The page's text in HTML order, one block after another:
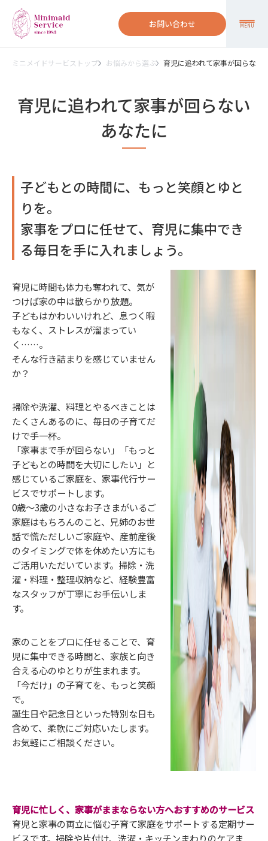
お問い合わせ MENU
ミニメイドサービストップ お悩みから選ぶ 育児に追われて家事が回らない
育児に追われて家事が回らない
あなたに
子どもとの時間に、もっと笑顔とゆと
りを。
家事をプロに任せて、育児に集中でき
る毎日を手に入れましょう。
育児に時間も体力も奪われて、気が
つけば家の中は散らかり放題。
子どもはかわいいけれど、息つく暇
もなく、ストレスが溜まってい
く……。
そんな行き詰まりを感じていません
か？
掃除や洗濯、料理とやるべきことは
たくさんあるのに、毎日の子育てだ
けで手一杯。
「家事まで手が回らない」「もっと
子どもとの時間を大切にしたい」と
感じているご家庭を、家事代行サー
ビスでサポートします。
0歳～3歳の小さなお子さまがいるご
家庭はもちろんのこと、兄姉のお世
話で慌ただしいご家庭や、産前産後
のタイミングで体を休めたい方にも
ご活用いただいています。掃除・洗
濯・料理・整理収納など、経験豊富
なスタッフが丁寧にお手伝いしま
す。
家のことをプロに任せることで、育
児に集中できる時間と、家族と向き
合える心のゆとりが生まれます。
「今だけ」の子育てを、もっと笑顔
で。
誕生日や記念日といった特別な日も
含めて、柔軟にご対応いたします。
お気軽にご相談ください。
育児に忙しく、家事がままならない方へおすすめのサービス
育児と家事の両立に悩む子育て家庭をサポートする定期サー
ビスです。 掃除や片付け、洗濯・キッチンまわりのケアま